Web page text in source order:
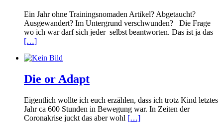
Ein Jahr ohne Trainingsnomaden Artikel? Abgetaucht?
Ausgewandert? Im Untergrund verschwunden? Die Frage
wo ich war darf sich jeder selbst beantworten. Das ist ja das
[…]
Die or Adapt
Eigentlich wollte ich euch erzählen, dass ich trotz Kind letztes
Jahr ca 600 Stunden in Bewegung war. In Zeiten der
Coronakrise juckt das aber wohl […]